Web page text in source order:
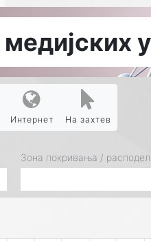
Интернет На захтев
Зона покривања /